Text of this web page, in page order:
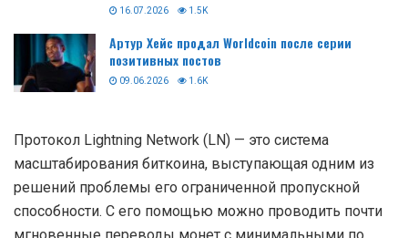
16.07.2026 1.5K
Артур Хейс продал Worldcoin после серии
позитивных постов
09.06.2026 1.6K
Протокол Lightning Network (LN) — это система
масштабирования биткоина, выступающая одним из
решений проблемы его ограниченной пропускной
способности. С его помощью можно проводить почти